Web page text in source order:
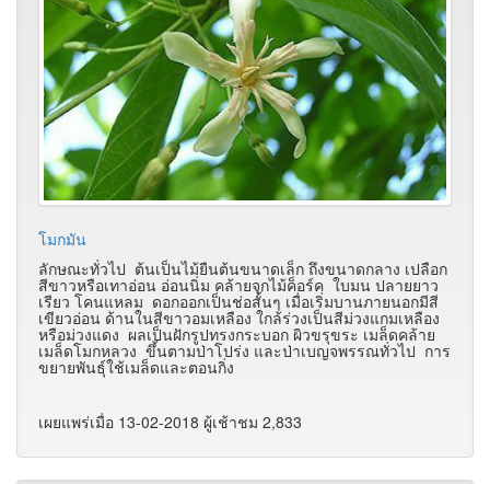
โมกมัน
ลักษณะทั่วไป ต้นเป็นไม้ยืนต้นขนาดเล็ก ถึงขนาดกลาง เปลือก
สีขาวหรือเทาอ่อน อ่อนนิ่ม คล้ายจุกไม้ค็อร์ค ใบมน ปลายยาว
เรียว โคนแหลม ดอกออกเป็นช่อสั้นๆ เมื่อเริ่มบานภายนอกมีสี
เขียวอ่อน ด้านในสีขาวอมเหลือง ใกล้ร่วงเป็นสีม่วงแกมเหลือง
หรือม่วงแดง ผลเป็นฝักรูปทรงกระบอก ผิวขรุขระ เมล็ดคล้าย
เมล็ดโมกหลวง ขึ้นตามป่าโปร่ง และป่าเบญจพรรณทั่วไป การ
ขยายพันธุ์ใช้เมล็ดและตอนกิ่ง
เผยแพร่เมื่อ 13-02-2018 ผู้เช้าชม 2,833